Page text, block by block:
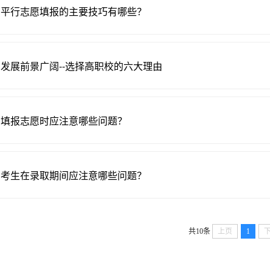
平行志愿填报的主要技巧有哪些？
发展前景广阔--选择高职校的六大理由
填报志愿时应注意哪些问题？
考生在录取期间应注意哪些问题？
共10条 上页 1